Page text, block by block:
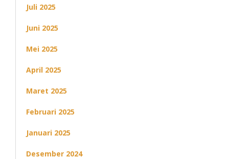
Juli 2025
Juni 2025
Mei 2025
April 2025
Maret 2025
Februari 2025
Januari 2025
Desember 2024